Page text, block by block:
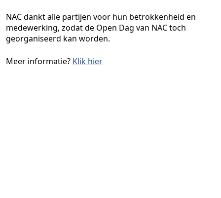
NAC dankt alle partijen voor hun betrokkenheid en
medewerking, zodat de Open Dag van NAC toch
georganiseerd kan worden.
Meer informatie? Klik hier